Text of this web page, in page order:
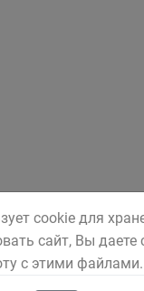
cookie для
сайт, Вы даете
с этими файлами.